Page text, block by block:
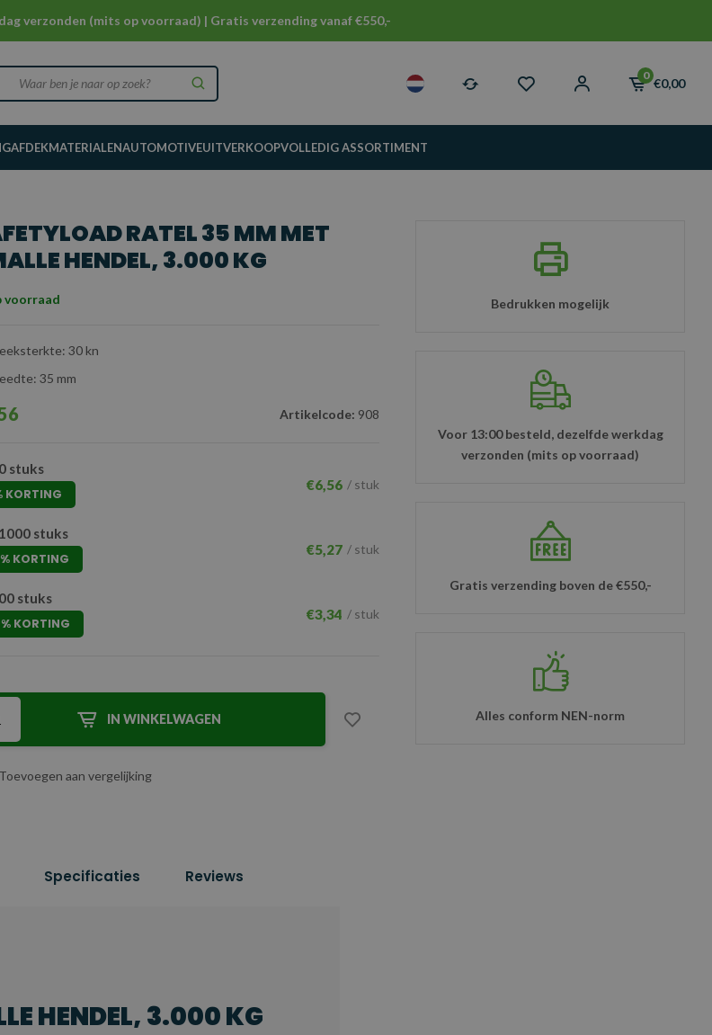
verzonden (mits op voorraad) | Gratis verzending vanaf €550,-
0
€0,00
AFDEKMATERIALENAUTOMOTIVEUITVERKOOPVOLLEDIG ASSORTIMENT
RATEL 35 MM MET
HENDEL, 3.000 KG
voorraad
30 kn
35 mm
Artikelcode: 908
stuks
KORTING
€6,56 / stuk
stuks
KORTING
€5,27 / stuk
stuks
KORTING
€3,34 / stuk
IN WINKELWAGEN
Toevoegen aan vergelijking
Bedrukken mogelijk
Voor 13:00 besteld, dezelfde werkdag
verzonden (mits op voorraad)
Gratis verzending boven de €550,-
Alles conform NEN-norm
Specificaties Reviews
HENDEL, 3.000 KG